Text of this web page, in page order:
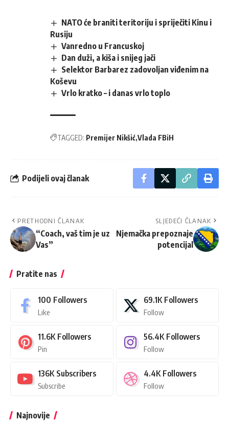
NATO će braniti teritoriju i spriječiti Kinu i
Rusiju
Vanredno u Francuskoj
Dan duži, a kiša i snijeg jači
Selektor Barbarez zadovoljan viđenim na
Koševu
Vrlo kratko – i danas vrlo toplo
TAGGED: Premijer Nikšić Vlada FBiH
Podijeli ovaj članak
PRETHODNI ČLANAK
“Coach, vaš tim je uz
Vas”
SLJEDEĆI ČLANAK
Njemačka prepoznaje
potencijal
Pratite nas
100 Followers
Like
69.1K Followers
Follow
11.6K Followers
Pin
56.4K Followers
Follow
136K Subscribers
Subscribe
4.4K Followers
Follow
Najnovije